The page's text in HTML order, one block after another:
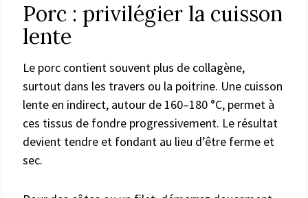
Porc : privilégier la cuisson
lente
Le porc contient souvent plus de collagène,
surtout dans les travers ou la poitrine. Une cuisson
lente en indirect, autour de 160–180 °C, permet à
ces tissus de fondre progressivement. Le résultat
devient tendre et fondant au lieu d’être ferme et
sec.